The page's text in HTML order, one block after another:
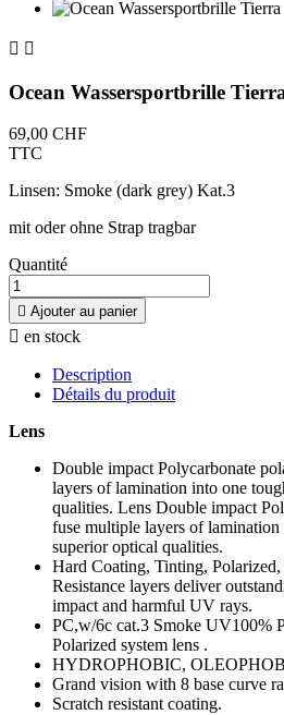
 
Ocean Wassersportbrille
69,00 CHF
TTC
Linsen: Smoke (dark grey) Kat.3
mit oder ohne Strap tragbar
Quantité
 Ajouter au panier
 en stock
Description
Détails du produit
Lens
Double impact Polycarbonate
layers of lamination into one
qualities. Lens Double impact
fuse multiple layers of
superior optical qualities.
Hard Coating, Tinting,
Resistance layers deliver
impact and harmful UV rays.
PC,w/6c cat.3 Smoke UV100%
Polarized system lens .
HYDROPHOBIC,
Grand vision with 8 base curve
Scratch resistant coating.